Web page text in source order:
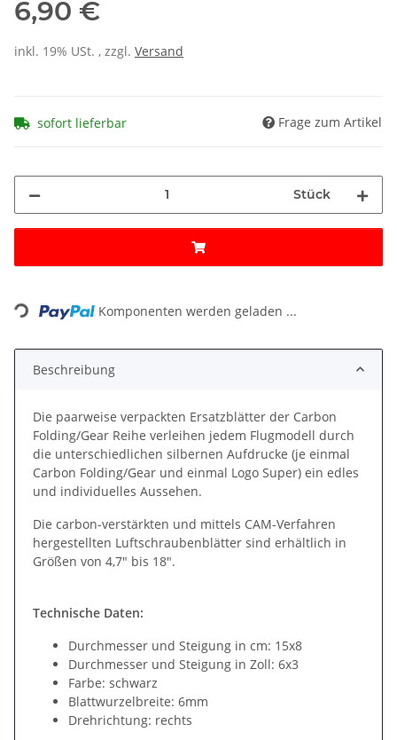
6,90 €
inkl. 19% USt. , zzgl. Versand
sofort lieferbar Frage zum Artikel
Stück
Komponenten werden geladen ...
Beschreibung
Die paarweise verpackten Ersatzblätter der Carbon
Folding/Gear Reihe verleihen jedem Flugmodell durch
die unterschiedlichen silbernen Aufdrucke (je einmal
Carbon Folding/Gear und einmal Logo Super) ein edles
und individuelles Aussehen.
Die carbon-verstärkten und mittels CAM-Verfahren
hergestellten Luftschraubenblätter sind erhältlich in
Größen von 4,7" bis 18".
Technische Daten:
Durchmesser und Steigung in cm: 15x8
Durchmesser und Steigung in Zoll: 6x3
Farbe: schwarz
Blattwurzelbreite: 6mm
Drehrichtung: rechts